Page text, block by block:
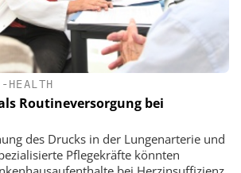
HEALTH
Routineversorgung bei
des Drucks in der Lungenarterie und
Pflegekräfte könnten